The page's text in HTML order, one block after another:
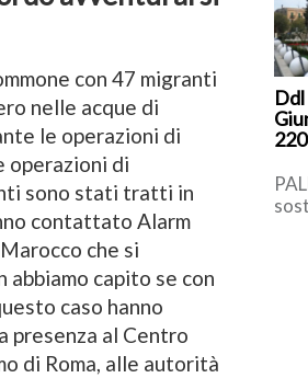
con 47 migranti
nelle acque di
le operazioni di
operazioni di
sono stati tratti in
contattato Alarm
che si
abbiamo capito se con
caso hanno
presenza al Centro
di Roma, alle autorità
Ddl